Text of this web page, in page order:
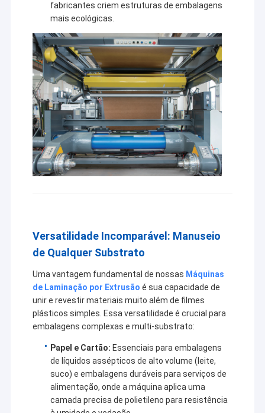
Casa
Produtos
Sobre nós
fabricantes criem estruturas de embalagens
mais ecológicas.
Versatilidade Incomparável: Manuseio
de Qualquer Substrato
Uma vantagem fundamental de nossas Máquinas
de Laminação por Extrusão é sua capacidade de
unir e revestir materiais muito além de filmes
plásticos simples. Essa versatilidade é crucial para
embalagens complexas e multi-substrato:
Papel e Cartão: Essenciais para embalagens
de líquidos assépticos de alto volume (leite,
suco) e embalagens duráveis para serviços de
alimentação, onde a máquina aplica uma
camada precisa de polietileno para resistência
A Jiangsu Laiyi Packing Machinery Co., Ltd foi fundada em
2007 e mudou-se para o distrito de Jintan em 2015. The
new factory with enlarged scale and advanced
technology has improved its brand influence and become